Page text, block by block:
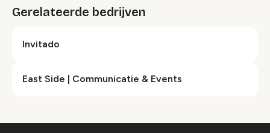
Gerelateerde bedrijven
Invitado
East Side | Communicatie & Events